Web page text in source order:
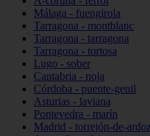
Málaga - fuengirola
Tarragona - montblanc
Tarragona - tarragona
Tarragona - tortosa
Lugo - sober
Cantabria - noja
Córdoba - puente-genil
Asturias - laviana
Pontevedra - marín
Madrid - torrejón-de-